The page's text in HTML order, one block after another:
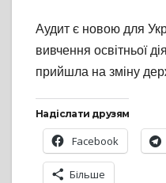
Аудит є новою для
вивчення освітньої
прийшла на зміну
Надіслати друзям
Facebook
Більше